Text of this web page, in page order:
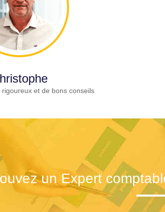
et de bons conseils
un Expert